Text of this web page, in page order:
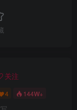
关注
4 144W+